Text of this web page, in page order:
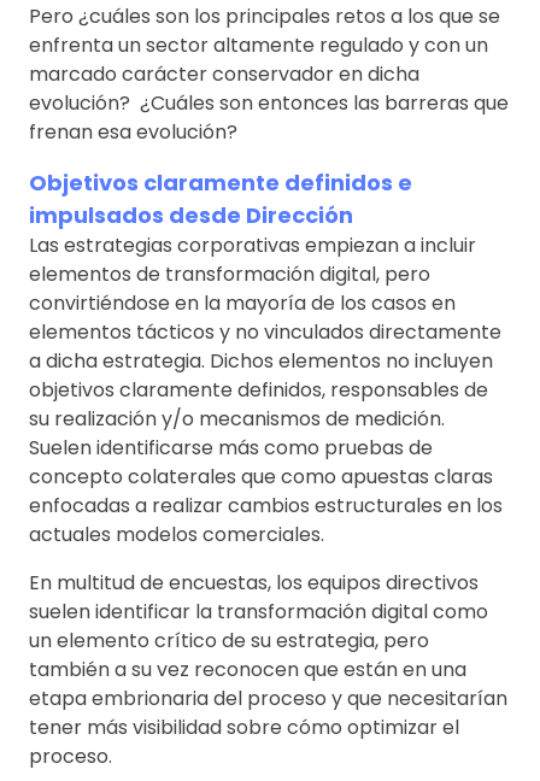
Pero ¿cuáles son los principales retos a los que se
enfrenta un sector altamente regulado y con un
marcado carácter conservador en dicha
evolución? ¿Cuáles son entonces las barreras que
frenan esa evolución?
Objetivos claramente definidos e
impulsados desde Dirección
Las estrategias corporativas empiezan a incluir
elementos de transformación digital, pero
convirtiéndose en la mayoría de los casos en
elementos tácticos y no vinculados directamente
a dicha estrategia. Dichos elementos no incluyen
objetivos claramente definidos, responsables de
su realización y/o mecanismos de medición.
Suelen identificarse más como pruebas de
concepto colaterales que como apuestas claras
enfocadas a realizar cambios estructurales en los
actuales modelos comerciales.
En multitud de encuestas, los equipos directivos
suelen identificar la transformación digital como
un elemento crítico de su estrategia, pero
también a su vez reconocen que están en una
etapa embrionaria del proceso y que necesitarían
tener más visibilidad sobre cómo optimizar el
proceso.